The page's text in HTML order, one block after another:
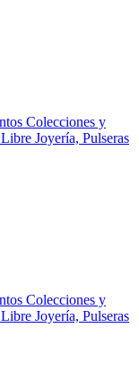
Colecciones y
Joyería, Pulseras
Colecciones y
Joyería, Pulseras